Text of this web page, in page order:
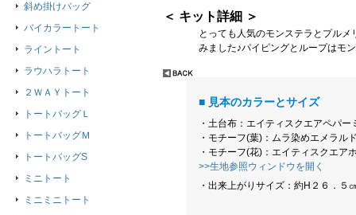
＜ キット詳細 ＞
とっても人気のモンステラとプル
みました♪パイピングとループはモ
■ 見本のカラーとサイズ
・土台布：エイティスクエアペパー
・モチーフ(葉)：ムラ染めエメラル
・モチーフ(花)：エイティスクエア
>>生地参照ウィンドウを開く
・出来上がりサイズ：約H２６．５
斜め掛けバッグ
バイカラートート
ライントート
ラウハラトート
２ＷＡＹトート
トートバッグＬ
トートバッグＭ
トートバッグS
ミニトート
ミニミニトート